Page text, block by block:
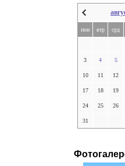
пон втр срд
3 4 5
10 11 12
17 18 19
24 25 26
31